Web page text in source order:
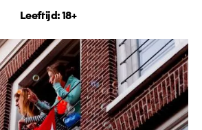
Leeftijd: 18+